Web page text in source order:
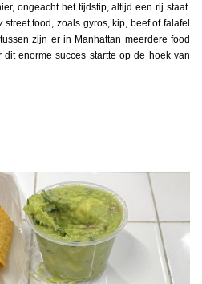
ongeacht het tijdstip, altijd een rij staat.
street food, zoals gyros, kip, beef of falafel
zijn er in Manhattan meerdere food
enorme succes startte op de hoek van